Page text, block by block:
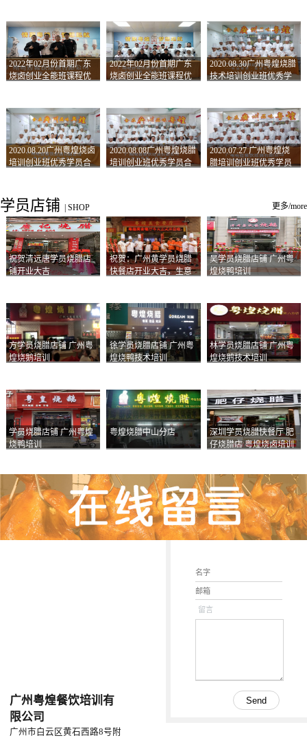
2022年02月份首期广东
烧卤创业全能班课程优
2022年02月份首期广东
烧卤创业全能班课程优
2020.08.30广州粤煌烧腊
技术培训创业班优秀学
2020.08.20广州粤煌烧卤
培训创业班优秀学员合
2020.08.08广州粤煌烧腊
培训创业班优秀学员合
2020.07.27 广州粤煌烧
腊培训创业班优秀学员
学员店铺 SHOP 更多/more
祝贺清远唐学员烧腊店
铺开业大吉
祝贺：广州黄学员烧腊
快餐店开业大吉，生意
吴学员烧腊店铺 广州粤
煌烧鸭培训
方学员烧腊店铺 广州粤
煌烧鹅培训
徐学员烧腊店铺 广州粤
煌烧鸭技术培训
林学员烧腊店铺 广州粤
煌烧鹅技术培训
学员烧腊店铺 广州粤煌
烧鸭培训
粤煌烧腊中山分店
深圳学员烧腊快餐厅 肥
仔烧腊店 粤煌烧卤培训
广州粤煌餐饮培训有
限公司
广州市白云区黄石西路8号附
留言